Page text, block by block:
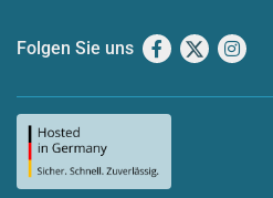
Folgen Sie uns Facebook
X